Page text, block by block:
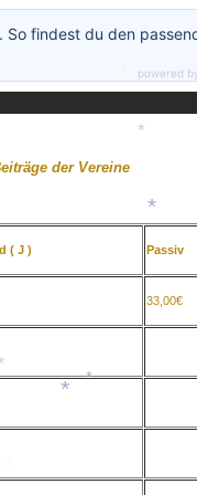
der Vereine
( J ) Passiv
33,00€
So findest du den
powered
*
*
*
*